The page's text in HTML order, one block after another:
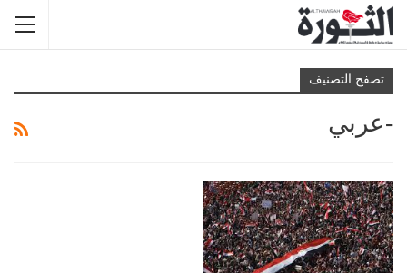
تصفح التصنيف
-عربي